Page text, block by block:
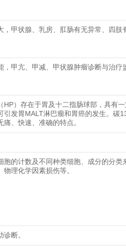
，甲状腺、乳房、肛肠有无异常、四肢
，甲亢、甲减、甲状腺肿瘤诊断与治疗
HP）存在于胃及十二指肠球部，具有
引发胃MALT淋巴瘤和胃癌的发生。碳
痛、快速、准确的特点。
胞的计数及不同种类细胞、成分的分类
物理化学因素损伤等。
断。